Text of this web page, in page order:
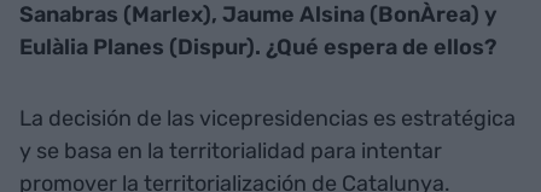
Sanabras (Marlex), Jaume Alsina (BonÀrea) y
Eulàlia Planes (Dispur). ¿Qué espera de ellos?
La decisión de las vicepresidencias es estratégica
y se basa en la territorialidad para intentar
promover la territorialización de Catalunya.